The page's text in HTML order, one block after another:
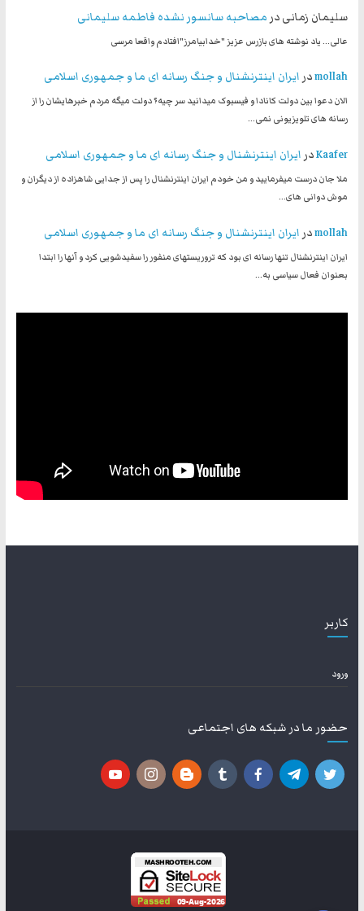
سلیمان زمانی در مصاحبه سانسور نشده فاطمه سلیمانی
عالی... یاد نوشته های بازرس عزیز "خدابیامرز"افتادم واقعا مرسی
mollahدر ایران اینترنشنال و جنگ رسانه ای ما و جمهوری اسلامی
الان دعوا بین دولت کانادا و فیسبوک میدانید سر چیه؟ دولت میگه مردم خبرهایشان را از
رسانه های تلویزیونی نمی…
Kaaferدر ایران اینترنشنال و جنگ رسانه ای ما و جمهوری اسلامی
ملا جان درست میفرمایید و من خودم ایران اینترنشنال را پس از جدایی شاهزاده از دیگران و
موش دوانی های…
mollahدر ایران اینترنشنال و جنگ رسانه ای ما و جمهوری اسلامی
ایران اینترنشنال تنها رسانه ای بود که تروریستهای منفور را سفیدشویی کرد و آنها را ابتدا
بعنوان فعال سیاسی به…
کاربر
ورود
حضور ما در شبکه های اجتماعی